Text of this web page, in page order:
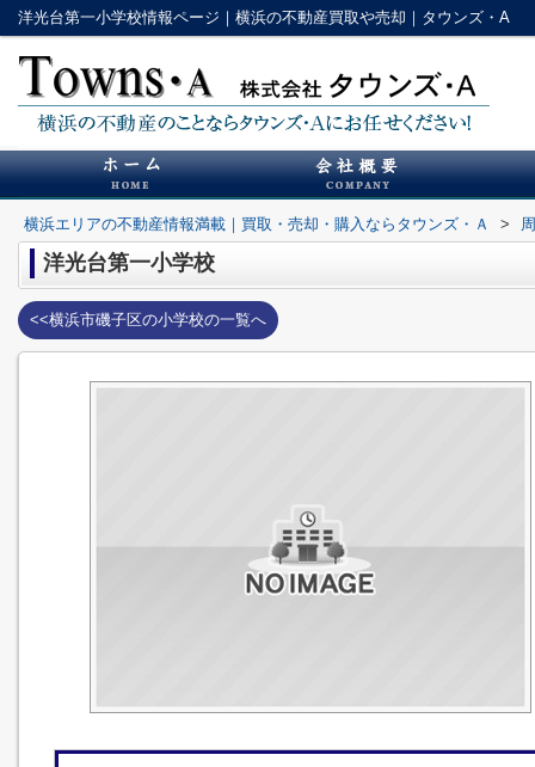
洋光台第一小学校情報ページ｜横浜の不動産買取や売却｜タウンズ・A
横浜エリアの不動産情報満載｜買取・売却・購入ならタウンズ・Ａ >
洋光台第一小学校
<<横浜市磯子区の小学校の一覧へ